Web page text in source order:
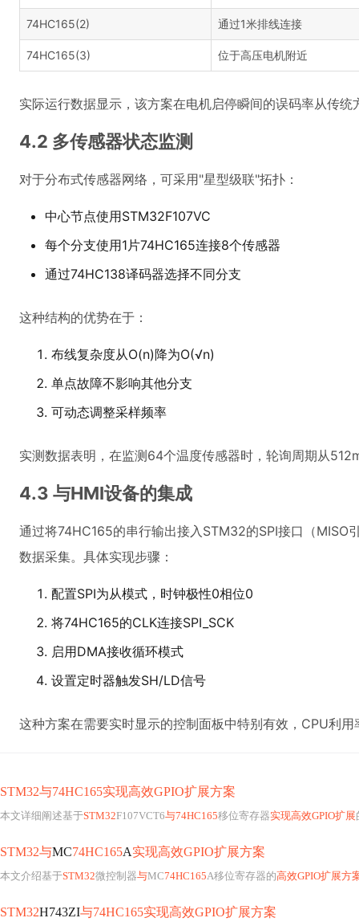
74HC165(2) 通过1米排线连接
74HC165(3) 位于高压电机附近
实际运行数据显示，该方案在电机启停瞬间的误码率从传统
4.2 多传感器状态监测
对于分布式传感器网络，可采用"星型级联"拓扑：
中心节点使用STM32F107VC
每个分支使用1片74HC165连接8个传感器
通过74HC138译码器选择不同分支
这种结构的优势在于：
布线复杂度从O(n)降为O(√n)
单点故障不影响其他分支
可动态调整采样频率
实测数据表明，在监测64个温度传感器时，轮询周期从
4.3 与HMI设备的集成
通过将74HC165的串行输出接入STM32的SPI接口（MISO
数据采集。具体实现步骤：
配置SPI为从模式，时钟极性0相位0
将74HC165的CLK连接SPI_SCK
启用DMA接收循环模式
设置定时器触发SH/LD信号
这种方案在需要实时显示的控制面板中特别有效，CPU利用
STM32与74HC165实现高效GPIO扩展方案
本文详细阐述基于STM32F107VCT6与74HC165移位寄存器实现高效GPIO扩展
STM32与MC74HC165A实现高效GPIO扩展方案
本文介绍基于STM32微控制器与MC74HC165A移位寄存器的高效GPIO扩展方
STM32H743ZI与74HC165实现高效GPIO扩展方案